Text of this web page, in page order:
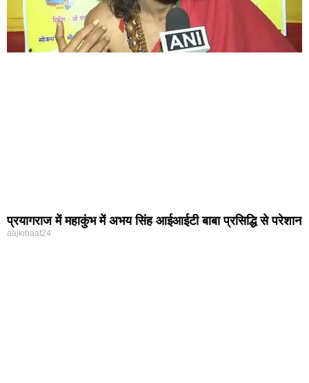
प्रयागराज में महाकुंभ में अभय सिंह आईआईटी बाबा प्रसिद्धि से परेशान
aajkibaat24